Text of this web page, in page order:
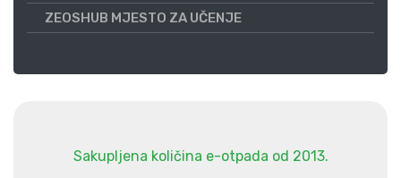
ZEOSHUB MJESTO ZA UČENJE
Sakupljena količina e-otpada od 2013.